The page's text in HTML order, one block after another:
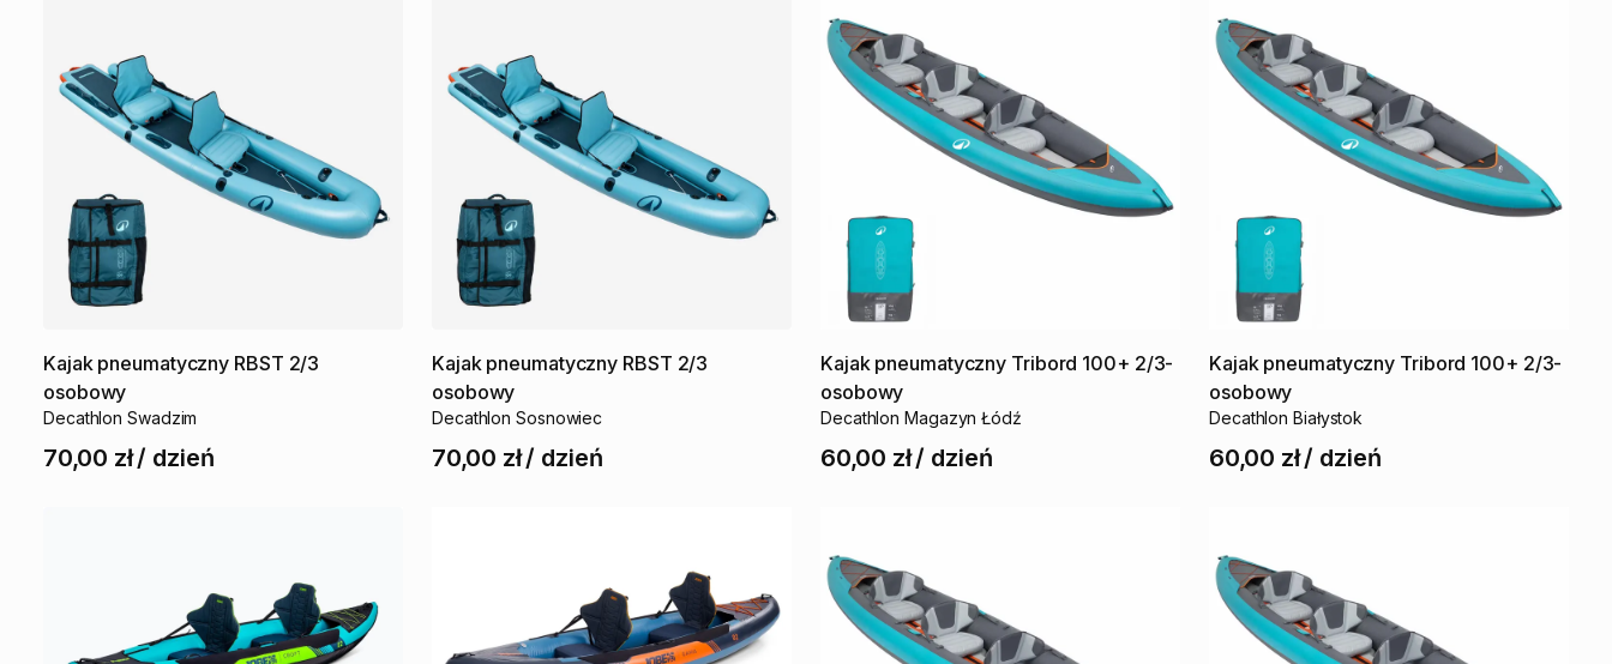
Kajak pneumatyczny RBST 2​/​3
osobowy
Decathlon Swadzim
70,00 zł/ dzień
Kajak pneumatyczny RBST 2​/​3
osobowy
Decathlon Sosnowiec
70,00 zł/ dzień
Kajak pneumatyczny Tribord 100+ 2​/​3-
osobowy
Decathlon Magazyn Łódź
60,00 zł/ dzień
Kajak pneumatyczny Tribord 100+ 2​/​3-
osobowy
Decathlon Białystok
60,00 zł/ dzień